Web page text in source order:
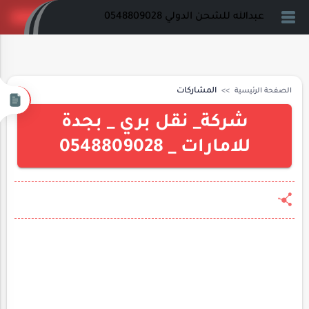
عبدالله للشحن الدولي 0548809028
الصفحة الرئيسية المشاركات
شركة_ نقل بري _ بجدة
للامارات _ 0548809028